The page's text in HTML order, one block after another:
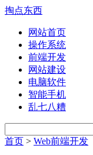
掏点东西
网站首页
操作系统
前端开发
网站建设
电脑软件
智能手机
乱七八糟
首页 > Web前端开发